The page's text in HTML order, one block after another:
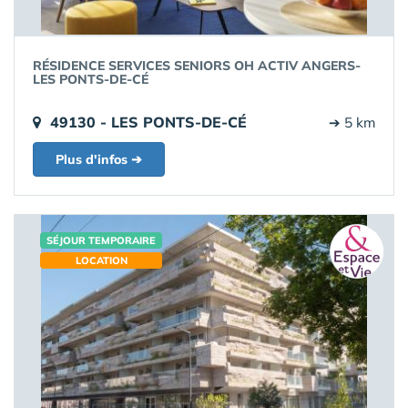
RÉSIDENCE SERVICES SENIORS OH ACTIV ANGERS-
LES PONTS-DE-CÉ
49130 - LES PONTS-DE-CÉ ➔ 5 km
Plus d'infos ➔
SÉJOUR TEMPORAIRE
LOCATION